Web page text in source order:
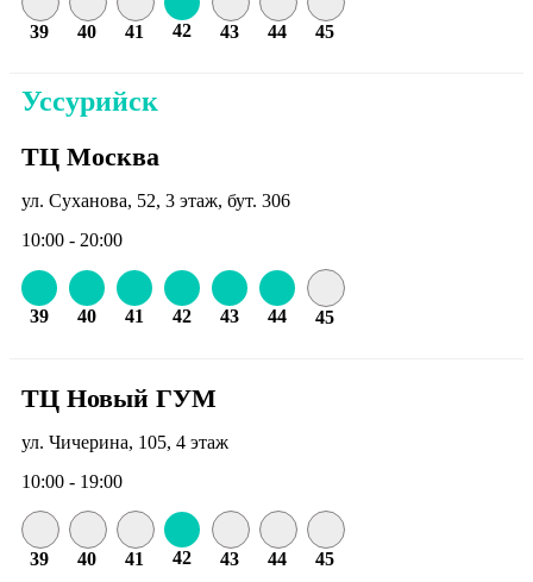
39 40 41 42 43 44 45
Уссурийск
ТЦ Москва
ул. Суханова, 52, 3 этаж, бут. 306
10:00 - 20:00
39 40 41 42 43 44 45
ТЦ Новый ГУМ
ул. Чичерина, 105, 4 этаж
10:00 - 19:00
39 40 41 42 43 44 45